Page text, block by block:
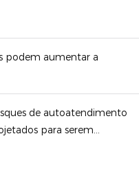
podem aumentar a
de autoatendimento
para serem